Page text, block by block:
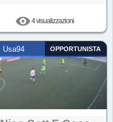
4 visualizzazioni
Usa94 OPPORTUNISTA